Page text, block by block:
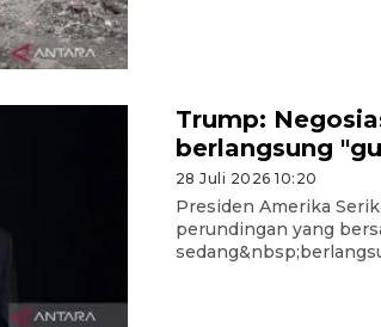
Trump:
berlangsung
28 Juli 2026 10:20
Presiden Amerika
perundingan yang